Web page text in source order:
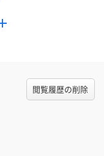
閲覧履歴の削除